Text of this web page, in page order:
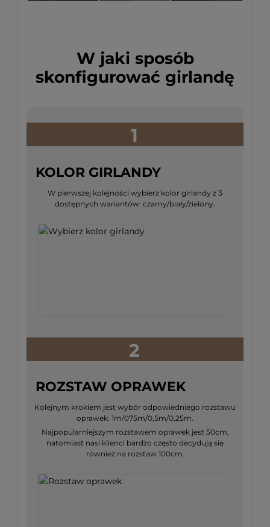
W jaki sposób
skonfigurować girlandę
1
KOLOR GIRLANDY
W pierwszej kolejności wybierz kolor girlandy z 3
dostępnych wariantów: czarny/biały/zielony.
2
ROZSTAW OPRAWEK
Kolejnym krokiem jest wybór odpowiedniego rozstawu
oprawek: 1m/075m/0,5m/0,25m.
Najpopularniejszym rozstawem oprawek jest 50cm,
natomiast nasi klienci bardzo często decydują się
również na rozstaw 100cm.